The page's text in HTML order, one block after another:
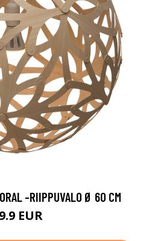
-RIIPPUVALO Ø 60 CM
EUR